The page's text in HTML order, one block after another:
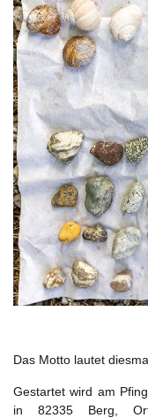
Das Motto lautet
Gestartet wird am
in 82335 Berg,